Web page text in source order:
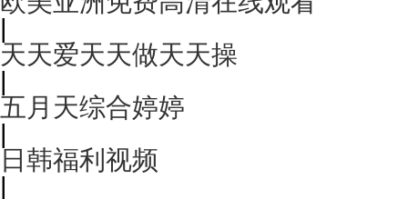
|
天天爱天天做天天操
|
五月天综合婷婷
|
日韩福利视频
|